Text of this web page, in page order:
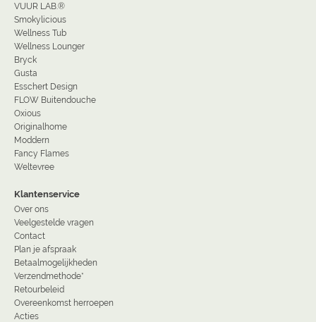
VUUR LAB.®
Smokylicious
Wellness Tub
Wellness Lounger
Bryck
Gusta
Esschert Design
FLOW Buitendouche
Oxious
Originalhome
Moddern
Fancy Flames
Weltevree
Klantenservice
Over ons
Veelgestelde vragen
Contact
Plan je afspraak
Betaalmogelijkheden
Verzendmethode*
Retourbeleid
Overeenkomst herroepen
Acties